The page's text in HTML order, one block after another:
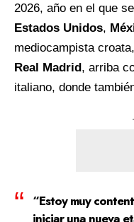
2026, año en el que
Estados Unidos,
mediocampista
Real Madrid, arriba
italiano, donde
“Estoy muy
iniciaruna nueva